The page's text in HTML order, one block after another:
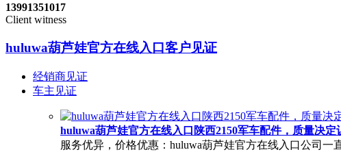
13991351017
Client witness
huluwa葫芦娃官方在线入口客户见证
经销商见证
车主见证
huluwa葫芦娃官方在线入口陕西2150军车配件，质量决
服务优异，价格优惠：huluwa葫芦娃官方在线入口公